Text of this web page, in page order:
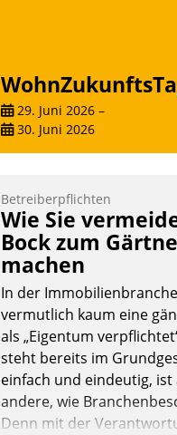
29. Juni 2026 –
30. Juni 2026
Betreiberpflichten
Wie Sie
Bock zum
machen
In der
vermutlich kaum eine
als „Eigentum
steht bereits im
einfach und eindeutig, ist
andere, wie
Denn mit der